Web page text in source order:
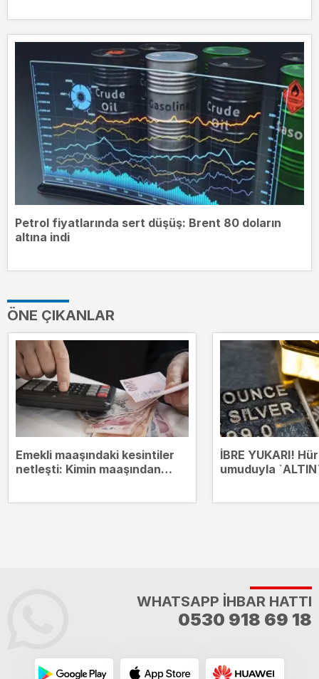
Petrol fiyatlarında sert düşüş: Brent 80 doların
altına indi
ÖNE ÇIKANLAR
Emekli maaşındaki kesintiler
netleşti: Kimin maaşından
İBRE YUKARI!
umuduyla
WHATSAPP İHBAR HATTI
0530 918 69 18